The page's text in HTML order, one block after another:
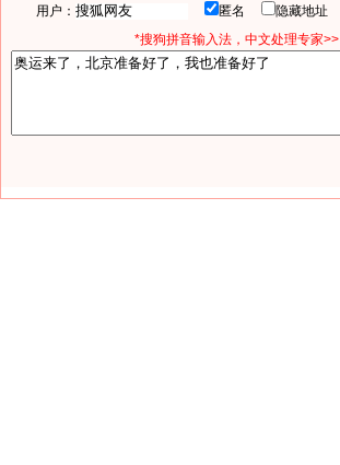
用户： 匿名 隐藏地址
*搜狗拼音输入法，中文处理专家>>